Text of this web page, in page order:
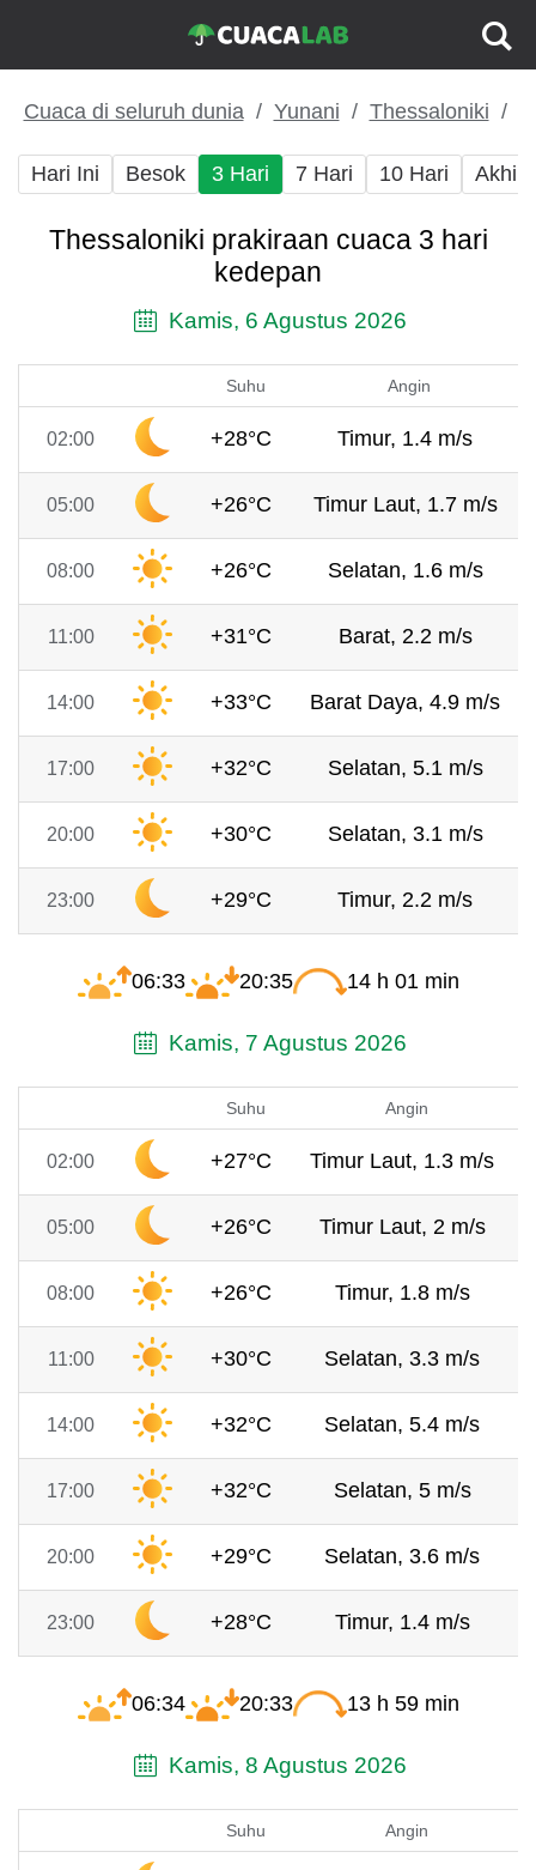
Cuaca di seluruh dunia Yunani Thessaloniki
Hari Ini Besok 3 Hari 7 Hari 10 Hari Akhir
Thessaloniki prakiraan cuaca 3 hari
kedepan
Kamis, 6 Agustus 2026
Suhu Angin
02:00 +28°C Timur, 1.4 m/s
05:00 +26°C Timur Laut, 1.7 m/s
08:00 +26°C Selatan, 1.6 m/s
11:00 +31°C Barat, 2.2 m/s
14:00 +33°C Barat Daya, 4.9 m/s
17:00 +32°C Selatan, 5.1 m/s
20:00 +30°C Selatan, 3.1 m/s
23:00 +29°C Timur, 2.2 m/s
06:33 20:35 14 h 01 min
Kamis, 7 Agustus 2026
Suhu Angin
02:00 +27°C Timur Laut, 1.3 m/s
05:00 +26°C Timur Laut, 2 m/s
08:00 +26°C Timur, 1.8 m/s
11:00 +30°C Selatan, 3.3 m/s
14:00 +32°C Selatan, 5.4 m/s
17:00 +32°C Selatan, 5 m/s
20:00 +29°C Selatan, 3.6 m/s
23:00 +28°C Timur, 1.4 m/s
06:34 20:33 13 h 59 min
Kamis, 8 Agustus 2026
Suhu Angin